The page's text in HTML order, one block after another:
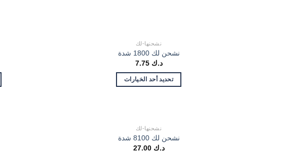
نشحنها-لك
نشحن لك 1800 شدة
د.ك 7.75
تحديد أحد الخيارات
نشحنها-لك
نشحن لك 8100 شدة
د.ك 27.00